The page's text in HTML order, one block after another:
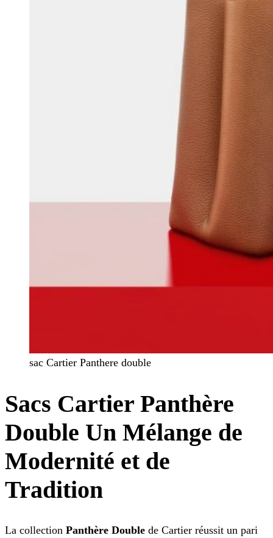
sac Cartier Panthere double
Sacs Cartier Panthère
Double Un Mélange de
Modernité et de
Tradition
La collection Panthère Double de Cartier réussit un pari